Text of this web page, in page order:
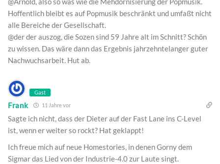
Hoffentlich bleibt es auf Popmusik beschränkt und umfaßt nicht
alle Bereiche der Gesellschaft.
@der der auszog, die Sozen sind 59 Jahre alt im Schnitt? Schön
zu wissen. Das wäre dann das Ergebnis jahrzehntelanger guter
Nachwuchsarbeit. Hut ab.
Gast
Frank 11 Jahre vor
Sagte ich nicht, dass der Dieter auf der Fast Lane ins C-Level
ist, wenn er weiter so rockt? Hat geklappt!
Ich freue mich auf neue Homestories, in denen Gorny dem
Sigmar das Lied von der Industrie-4.0 zur Laute singt.